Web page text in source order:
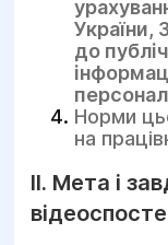
України,
до
Норми
на
ІІ. Мета і